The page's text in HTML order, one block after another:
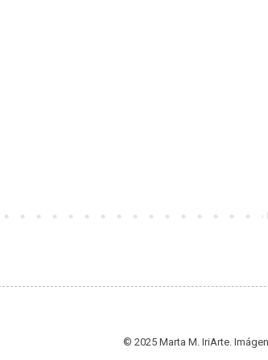
© 2025 Marta M. IriArte.